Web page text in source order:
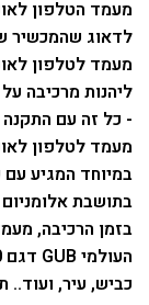
מעמד הטלפון
לדאוג שהמכשיר
מעמד לטלפון
ליהנות מרכיבה
- כל זה עם
מעמד לטלפון
במיוחד המגיע עם
בתושבת
בזמן הרכיבה,
כביש, עיר, ועוד..